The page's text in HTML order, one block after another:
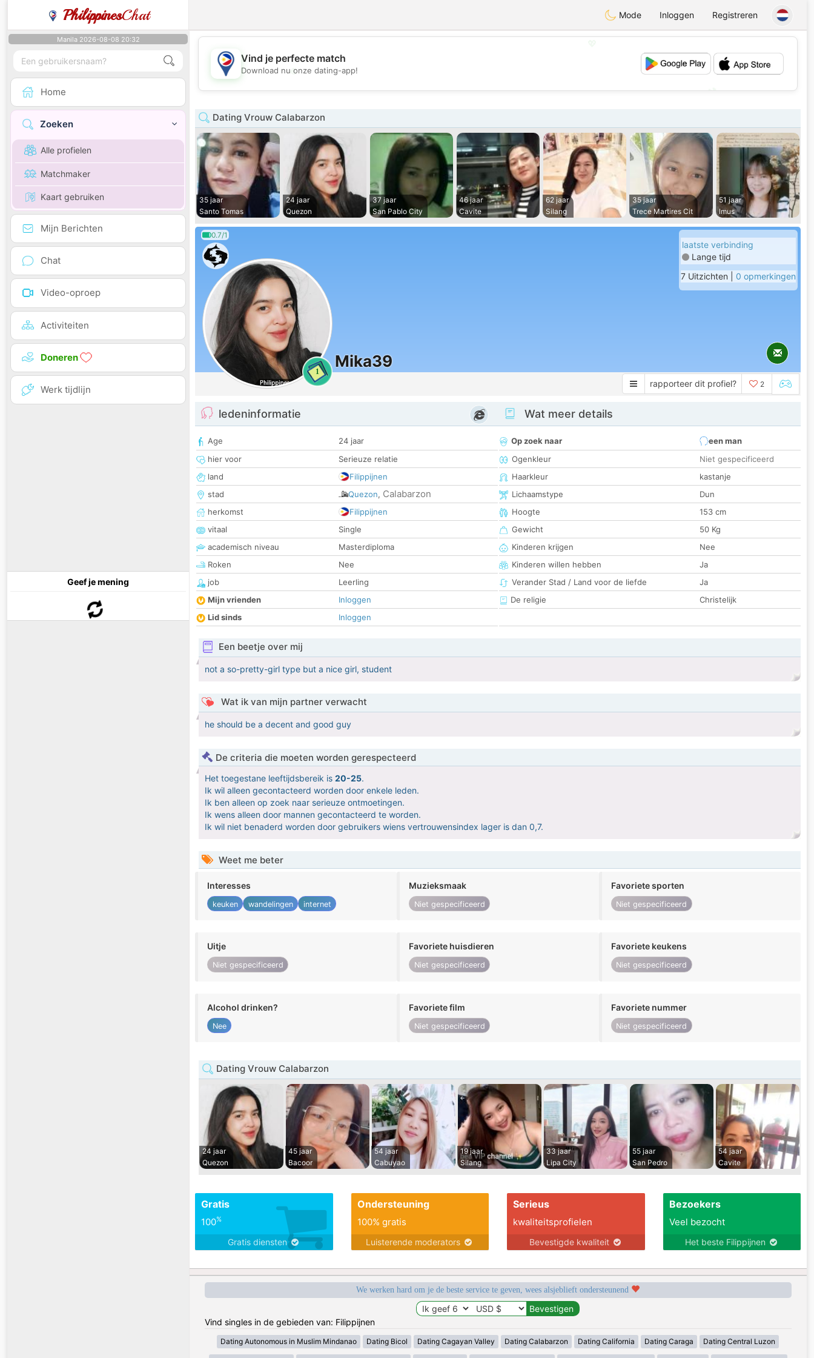
PhilippinesChat Mode Inloggen Registreren
Manila 2026-08-08 20:32
Home
Zoeken
Alle profielen
Matchmaker
Kaart gebruiken
Mijn Berichten
Chat
Video-oproep
Activiteiten
Doneren
Werk tijdlijn
Geef je mening
💕
Vind je perfecte match
Download nu onze dating-app!
Dating Vrouw Calabarzon
35 jaar
Santo Tomas
24 jaar
Quezon
37 jaar
San Pablo City
46 jaar
Cavite
62 jaar
Silang
35 jaar
Trece Martires Cit
51 jaar
Imus
0.7/1
1
Mika39
laatste verbinding
Lange tijd
7 Uitzichten | 0 opmerkingen
rapporteer dit profiel? 2
ledeninformatie
Age
24 jaar
hier voor
Serieuze relatie
land
Filippijnen
stad
Quezon, Calabarzon
herkomst
Filippijnen
vitaal
Single
academisch niveau
Masterdiploma
Roken
Nee
job
Leerling
Mijn vrienden
Inloggen
Lid sinds
Inloggen
Wat meer details
Op zoek naar
een man
Ogenkleur
Niet gespecificeerd
Haarkleur
kastanje
Lichaamstype
Dun
Hoogte
153 cm
Gewicht
50 Kg
Kinderen krijgen
Nee
Kinderen willen hebben
Ja
Verander Stad / Land voor de liefde
Ja
De religie
Christelijk
Een beetje over mij
not a so-pretty-girl type but a nice girl, student
Wat ik van mijn partner verwacht
he should be a decent and good guy
De criteria die moeten worden gerespecteerd
Het toegestane leeftijdsbereik is 20-25.
Ik wil alleen gecontacteerd worden door enkele leden.
Ik ben alleen op zoek naar serieuze ontmoetingen.
Ik wens alleen door mannen gecontacteerd te worden.
Ik wil niet benaderd worden door gebruikers wiens vertrouwensindex lager is dan 0,7.
Weet me beter
Interesses
keuken wandelingen internet
Muzieksmaak
Niet gespecificeerd
Favoriete sporten
Niet gespecificeerd
Uitje
Niet gespecificeerd
Favoriete huisdieren
Niet gespecificeerd
Favoriete keukens
Niet gespecificeerd
Alcohol drinken?
Nee
Favoriete film
Niet gespecificeerd
Favoriete nummer
Niet gespecificeerd
Dating Vrouw Calabarzon
24 jaar
Quezon
45 jaar
Bacoor
54 jaar
Cabuyao
19 jaar
Silang
33 jaar
Lipa City
55 jaar
San Pedro
54 jaar
Cavite
Gratis
100%
Gratis diensten
Ondersteuning
100% gratis
Luisterende moderators
Serieus
kwaliteitsprofielen
Bevestigde kwaliteit
Bezoekers
Veel bezocht
Het beste Filippijnen
We werken hard om je de beste service te geven, wees alsjeblieft ondersteunend
Vind singles in de gebieden van: Filippijnen
Dating Autonomous in Muslim Mindanao Dating Bicol Dating Cagayan Valley Dating Calabarzon Dating California Dating Caraga Dating Central Luzon